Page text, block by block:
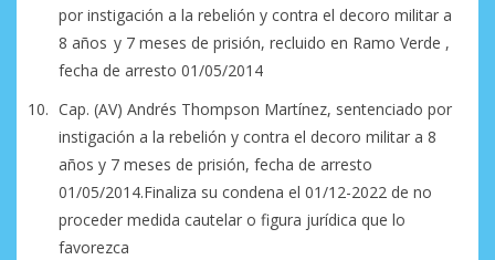
por instigación a la rebelión y contra el decoro militar a
8 años y 7 meses de prisión, recluido en Ramo Verde ,
fecha de arresto 01/05/2014
Cap. (AV) Andrés Thompson Martínez, sentenciado por
instigación a la rebelión y contra el decoro militar a 8
años y 7 meses de prisión, fecha de arresto
01/05/2014.Finaliza su condena el 01/12-2022 de no
proceder medida cautelar o figura jurídica que lo
favorezca